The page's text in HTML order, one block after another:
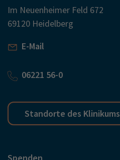
Im Neuenheimer Feld 672
69120 Heidelberg
E-Mail
06221 56-0
Standorte des Klinikums
Spenden